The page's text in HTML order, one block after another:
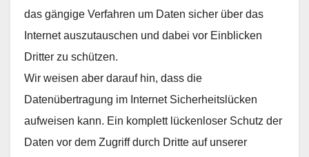
das gängige Verfahren um Daten sicher über das
Internet auszutauschen und dabei vor Einblicken
Dritter zu schützen.
Wir weisen aber darauf hin, dass die
Datenübertragung im Internet Sicherheitslücken
aufweisen kann. Ein komplett lückenloser Schutz der
Daten vor dem Zugriff durch Dritte auf unserer